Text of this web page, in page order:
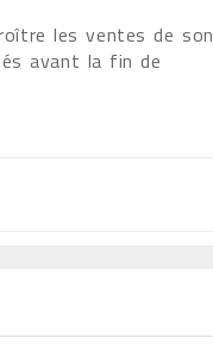
les ventes de son
avant la fin de